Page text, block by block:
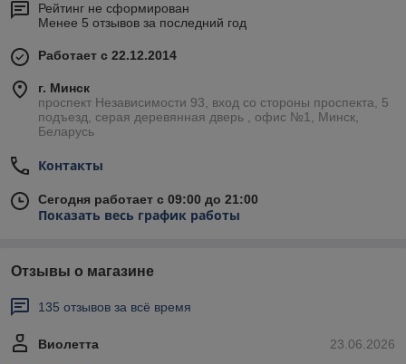
Рейтинг не сформирован
Менее 5 отзывов за последний год
Работает с 22.12.2014
г. Минск
проспект Независимости 93, вход со стороны проспекта, 5
подъезд, серая деревянная дверь , офис №1, Минск,
Беларусь
Контакты
Сегодня работает с 09:00 до 21:00
Показать весь график работы
Отзывы о магазине
135 отзывов за всё время
23.06.2026
Виолетта